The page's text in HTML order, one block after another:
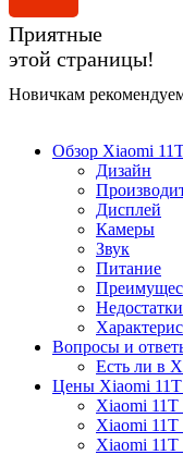
Приятные
этой страницы!
Новичкам
Обзор Xiaomi
Дизайн
Дисплей
Камеры
Звук
Питание
Недостатки
Вопросы и
Есть ли в
Цены Xiaomi 11T
Xiaomi 11T
Xiaomi 11T
Xiaomi 11T